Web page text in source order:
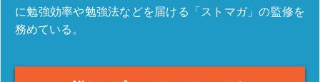
に勉強効率や勉強法などを届ける「ストマガ」の監修を
務めている。